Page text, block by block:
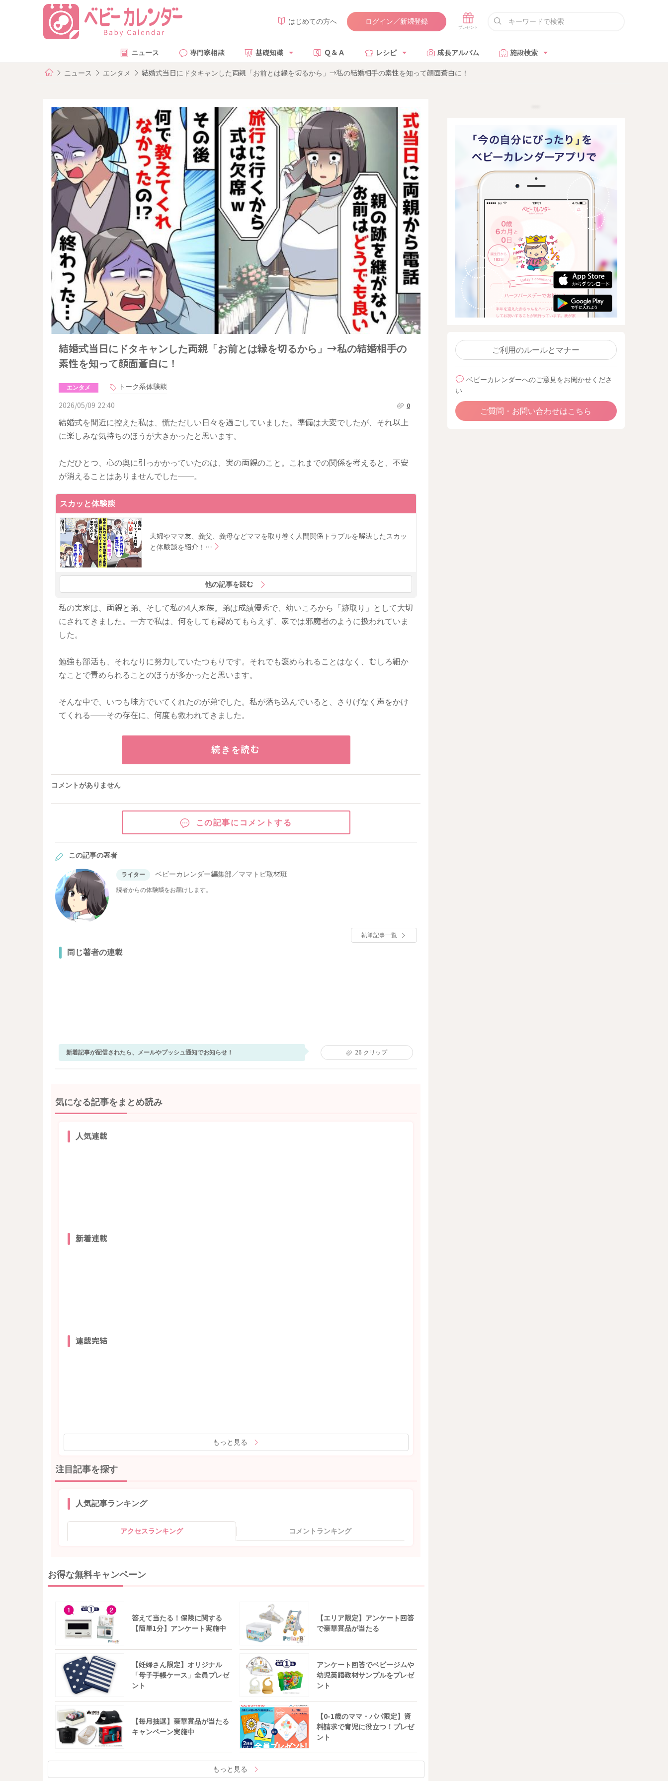
はじめての方へ ログイン／新規登録
ニュース 専門家相談 基礎知識 Ｑ＆Ａ レシピ 成長アルバム 施設検索
ニュース エンタメ 結婚式当日にドタキャンした両親「お前とは縁を切るから」→私の結婚相手の素性を知って顔面蒼白に！
結婚式当日にドタキャンした両親「お前とは縁を切るから」→私の結婚相手の
素性を知って顔面蒼白に！
エンタメ トーク系体験談
2026/05/09 22:40 0
結婚式を間近に控えた私は、慌ただしい日々を過ごしていました。準備は大変でしたが、それ以上
に楽しみな気持ちのほうが大きかったと思います。
ただひとつ、心の奥に引っかかっていたのは、実の両親のこと。これまでの関係を考えると、不安
が消えることはありませんでした――。
スカッと体験談
夫婦やママ友、義父、義母などママを取り巻く人間関係トラブルを解決したスカッ
と体験談を紹介！…
他の記事を読む
私の実家は、両親と弟、そして私の4人家族。弟は成績優秀で、幼いころから「跡取り」として大切
にされてきました。一方で私は、何をしても認めてもらえず、家では邪魔者のように扱われていま
した。
勉強も部活も、それなりに努力していたつもりです。それでも褒められることはなく、むしろ細か
なことで責められることのほうが多かったと思います。
そんな中で、いつも味方でいてくれたのが弟でした。私が落ち込んでいると、さりげなく声をかけ
てくれる――その存在に、何度も救われてきました。
続きを読む
コメントがありません
この記事にコメントする
この記事の著者
ライター ベビーカレンダー編集部／ママトピ取材班
読者からの体験談をお届けします。
執筆記事一覧
同じ著者の連載
新着記事が配信されたら、メールやプッシュ通知でお知らせ！ 26 クリップ
気になる記事をまとめ読み
人気連載
新着連載
連載完結
もっと見る
注目記事を探す
人気記事ランキング
アクセスランキング コメントランキング
お得な無料キャンペーン
答えて当たる！保険に関する
【簡単1分】アンケート実施中
【エリア限定】アンケート回答
で豪華賞品が当たる
【妊婦さん限定】オリジナル
「母子手帳ケース」全員プレゼ
ント
アンケート回答でベビージムや
幼児英語教材サンプルをプレゼ
ント
【毎月抽選】豪華賞品が当たる
キャンペーン実施中
【0-1歳のママ・パパ限定】資
料請求で育児に役立つ！プレゼ
ント
もっと見る
ご利用のルールとマナー
ベビーカレンダーへのご意見をお聞かせくださ
い
ご質問・お問い合わせはこちら